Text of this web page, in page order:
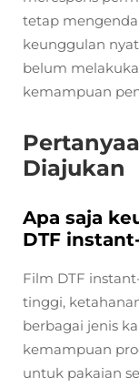
tetap
keunggulan
belum
kemampuan
Diajukan
Apa saja
DTF
Film DTF
tinggi,
berbagai jenis
kemampuan
untuk pakaian